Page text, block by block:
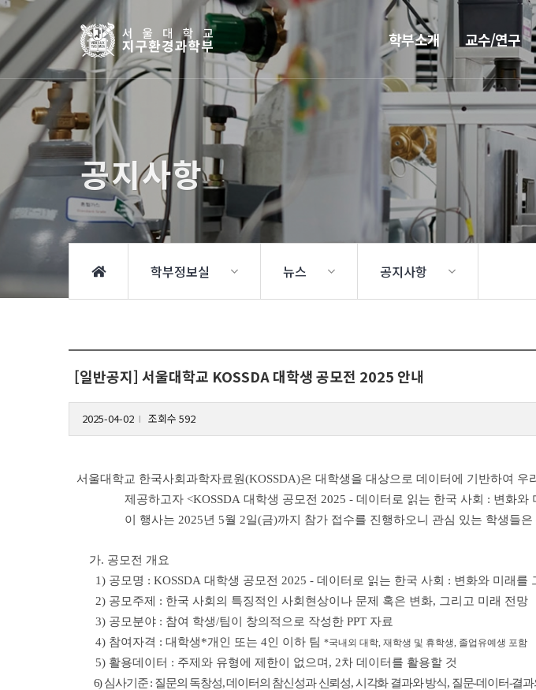
학부소개 교수/연구
공지사항
학부정보실 뉴스 공지사항
[일반공지] 서울대학교 KOSSDA 대학생 공모전 2025 안내
2025-04-02 조회수 592
서울대학교 한국사회과학자료원(KOSSDA)은 대학생을 대상으로 데이터에 기반하여
제공하고자 <KOSSDA 대학생 공모전 2025 - 데이터로 읽는 한국 사회 : 변화와
이 행사는 2025년 5월 2일(금)까지 참가 접수를 진행하오니 관심 있는 학생들
가. 공모전 개요
1) 공모명 : KOSSDA 대학생 공모전 2025 - 데이터로 읽는 한국 사회 : 변화와 미래를
2) 공모주제 : 한국 사회의 특징적인 사회현상이나 문제 혹은 변화, 그리고 미래 전망
3) 공모분야 : 참여 학생/팀이 창의적으로 작성한 PPT 자료
4) 참여자격 : 대학생*개인 또는 4인 이하 팀 *국내외 대학, 재학생 및 휴학생, 졸업유예생 포함
5) 활용데이터 : 주제와 유형에 제한이 없으며, 2차 데이터를 활용할 것
6) 심사기준 : 질문의 독창성, 데이터의 참신성과 신뢰성, 시각화 결과와 방식, 질문-데이터-결